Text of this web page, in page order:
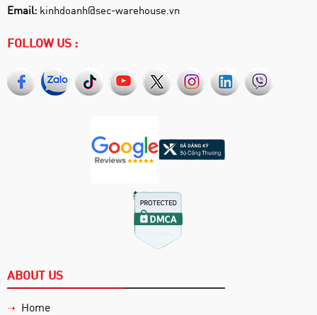
Email: kinhdoanh@sec-warehouse.vn
FOLLOW US :
ABOUT US
➝ Home